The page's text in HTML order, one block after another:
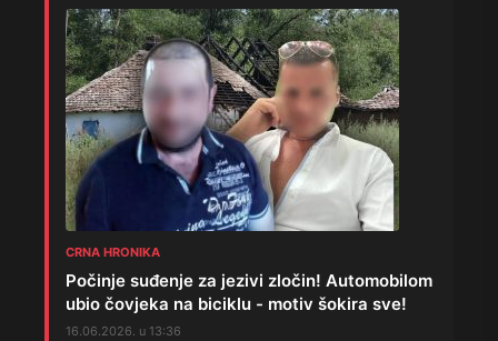
CRNA HRONIKA
Počinje suđenje za jezivi zločin! Automobilom
ubio čovjeka na biciklu - motiv šokira sve!
16.06.2026. u 13:36